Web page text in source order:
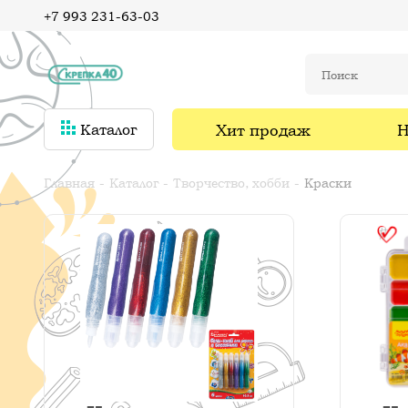
+7 993 231-63-03
Каталог Хит продаж
Главная Каталог Творчество, хобби Краски